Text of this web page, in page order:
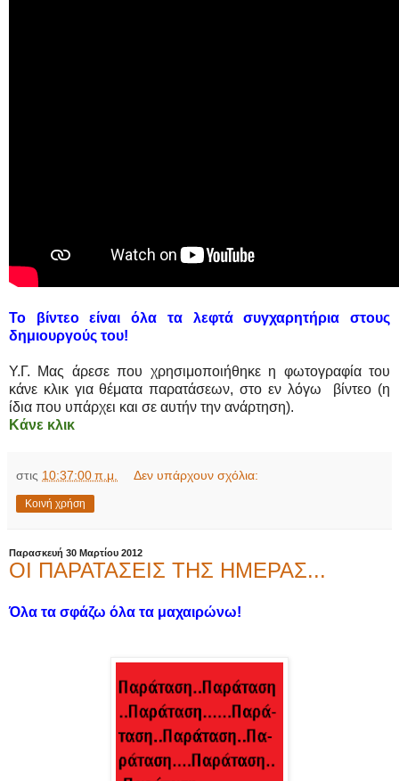
Το βίντεο είναι όλα τα λεφτά συγχαρητήρια στους
δημιουργούς του!
Υ.Γ. Μας άρεσε που χρησιμοποιήθηκε η φωτογραφία του
κάνε κλικ για θέματα παρατάσεων, στο εν λόγω βίντεο (η
ίδια που υπάρχει και σε αυτήν την ανάρτηση).
Κάνε κλικ
στις 10:37:00 π.μ. Δεν υπάρχουν σχόλια:
Κοινή χρήση
Παρασκευή 30 Μαρτίου 2012
ΟΙ ΠΑΡΑΤΑΣΕΙΣ ΤΗΣ ΗΜΕΡΑΣ...
Όλα τα σφάζω όλα τα μαχαιρώνω!